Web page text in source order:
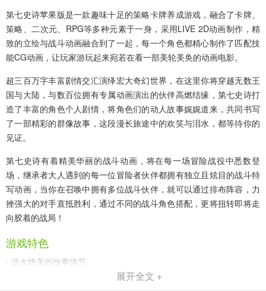
第七史诗苹果版是一款趣味十足的策略卡牌养成游戏，融合了卡牌、
策略、二次元、RPG等多种元素于一身，采用LIVE 2D动画制作，精
致的立绘与战斗动画融合到了一起，每一个角色都精心制作了匹配技
能CG动画，让玩家游玩起来宛若在看一部美轮美奂的动画电影。
超三百万字丰富剧情交汇演绎宏大奇幻世界，在这里你将穿越无数王
国与大陆，与数百位拥有专属动画演出的伙伴高燃结缘，第七史诗打
造了丰富的角色个人剧情，将角色们的动人故事娓娓道来，共同书写
了一部精彩的群像故事，这段漫长旅途中的欢笑与泪水，都等待你的
见证。
第七史诗有着精美华丽的战斗动画，将在每一场冒险战役中悉数登
场，继承者大人遇到的每一位冒险者伙伴都拥有独立且炫目的战斗特
写动画，当你在召唤中拥有多位战斗伙伴，就可以通过排布阵容，力
挫强大的对手直抵胜利，通过不同的战斗角色搭配，更将扭转即将走
向胶着的战局！
游戏特色
- 浩大绝美的故事情节
由顶尖作家所创造出的叙事诗，邀请各位一起进入“第七个世界”。
展开全文 +